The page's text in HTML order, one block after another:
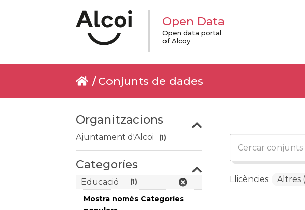
Open Data
Open data portal
of Alcoy
Conjunts de dades
Organitzacions
Ajuntament d'Alcoi (1)
Categoríes
Educació (1)
Mostra només Categoríes
Llicències: Altres